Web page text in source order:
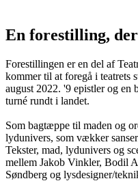
En forestilling,
Forestillingen er en del af
kommer til at foregå i teatrets
august 2022. '9 epistler og en
turné rundt i landet.
Som bagtæppe til maden og
lydunivers, som vækker
Tekster, mad, lydunivers og
mellem Jakob Vinkler, Bodil
Søndberg og lysdesigner/